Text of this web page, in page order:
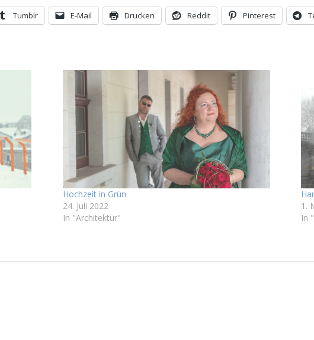
Tumblr E-Mail Drucken Reddit Pinterest
Hochzeit in Grün
24. Juli 2022
In "Architektur"
1.
In